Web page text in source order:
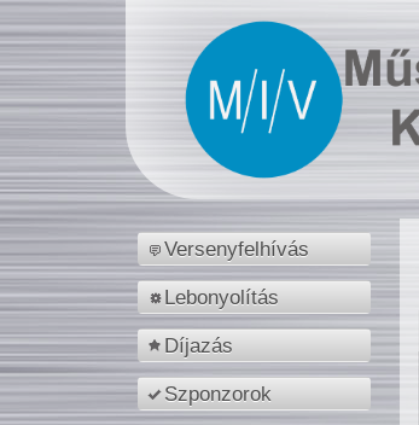
Versenyfelhívás
Lebonyolítás
Díjazás
Szponzorok